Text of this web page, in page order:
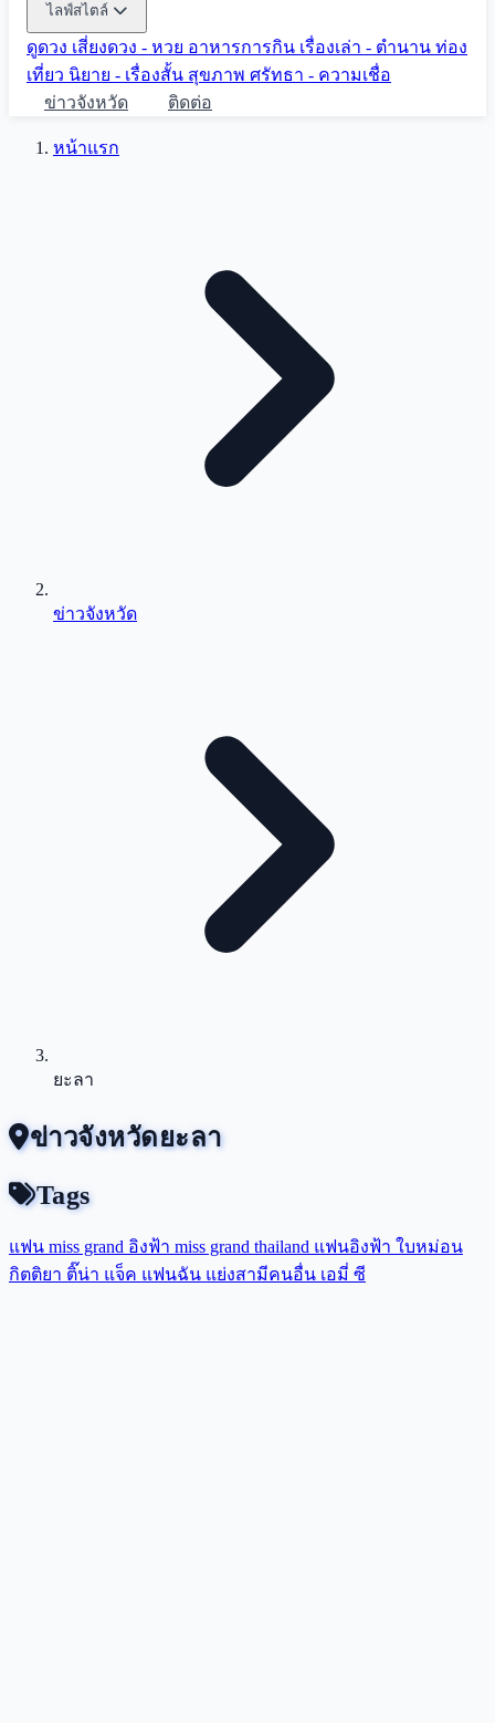
ไลฟ์สไตล์
ดูดวง เสี่ยงดวง - หวย อาหารการกิน เรื่องเล่า - ตำนาน ท่อง
เที่ยว นิยาย - เรื่องสั้น สุขภาพ ศรัทธา - ความเชื่อ
ข่าวจังหวัด
ติดต่อ
หน้าแรก
ข่าวจังหวัด
ยะลา
ข่าวจังหวัดยะลา
Tags
แฟน miss grand อิงฟ้า miss grand thailand แฟนอิงฟ้า ใบหม่อน
กิตติยา ติ๊น่า แจ็ค แฟนฉัน แย่งสามีคนอื่น เอมี่ ซี